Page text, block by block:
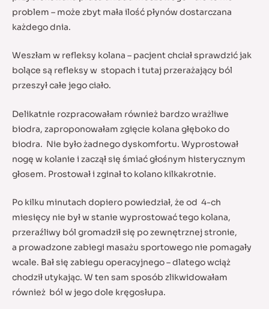
problem – może zbyt mała ilość płynów dostarczana
każdego dnia.
Weszłam w refleksy kolana – pacjent chciał sprawdzić jak
bolące są refleksy w stopach i tutaj przerażający ból
przeszył całe jego ciało.
Delikatnie rozpracowałam również bardzo wrażliwe
biodra, zaproponowałam zgięcie kolana głęboko do
biodra. Nie było żadnego dyskomfortu. Wyprostował
nogę w kolanie i zaczął się śmiać głośnym histerycznym
głosem. Prostował i zginał to kolano kilkakrotnie.
Po kilku minutach dopiero powiedział, że od 4-ch
miesięcy nie był w stanie wyprostować tego kolana,
przeraźliwy ból gromadził się po zewnętrznej stronie,
a prowadzone zabiegi masażu sportowego nie pomagały
wcale. Bał się zabiegu operacyjnego – dlatego wciąż
chodził utykając. W ten sam sposób zlikwidowałam
również ból w jego dole kręgosłupa.